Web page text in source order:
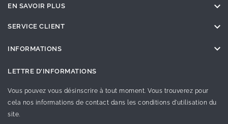
EN SAVOIR PLUS 
SERVICE CLIENT 
INFORMATIONS 
LETTRE D'INFORMATIONS
Vous pouvez vous désinscrire à tout moment. Vous trouverez pour
cela nos informations de contact dans les conditions d'utilisation du
site.